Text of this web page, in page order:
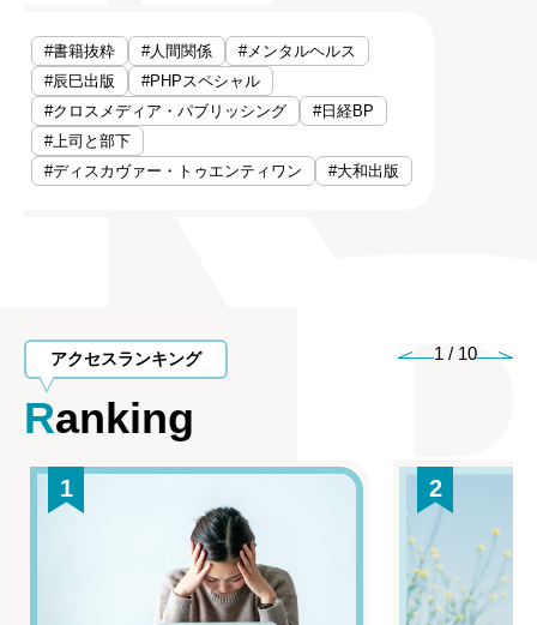
#書籍抜粋 #人間関係
#メンタルヘルス
#辰巳出版
#PHPスペシャル
#クロスメディア・パブリッシング
#日経BP
#上司と部下
#ディスカヴァー・トゥエンティワン
#大和出版
アクセスランキング
Ranking
1 / 10
1 2